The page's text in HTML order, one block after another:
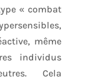
« combat
même
individus
Cela